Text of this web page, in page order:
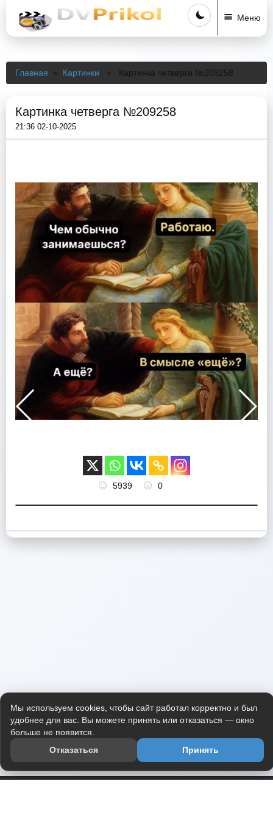
Меню
Главная » Картинки » Картинка четверга №209258
Картинка четверга №209258
21:36 02-10-2025
5939 0
Мы используем cookies, чтобы сайт работал корректно и был
удобнее для вас. Вы можете принять или отказаться — окно
больше не появится.
Отказаться
Принять